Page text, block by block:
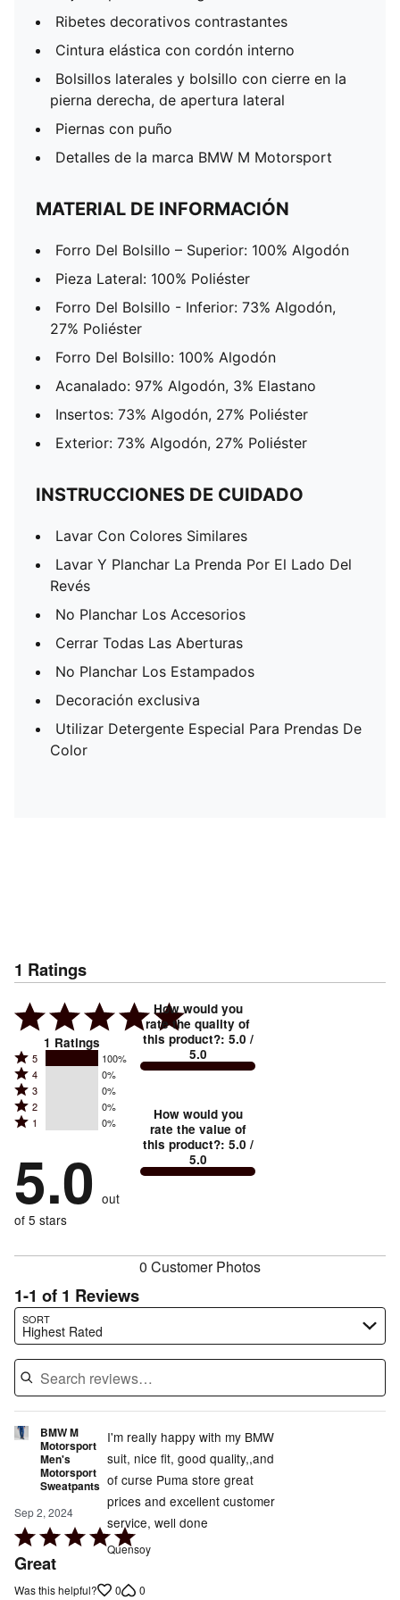
Ribetes decorativos contrastantes
Cintura elástica con cordón interno
Bolsillos laterales y bolsillo con cierre en la
pierna derecha, de apertura lateral
Piernas con puño
Detalles de la marca BMW M Motorsport
MATERIAL DE INFORMACIÓN
Forro Del Bolsillo – Superior: 100% Algodón
Pieza Lateral: 100% Poliéster
Forro Del Bolsillo - Inferior: 73% Algodón,
27% Poliéster
Forro Del Bolsillo: 100% Algodón
Acanalado: 97% Algodón, 3% Elastano
Insertos: 73% Algodón, 27% Poliéster
Exterior: 73% Algodón, 27% Poliéster
INSTRUCCIONES DE CUIDADO
Lavar Con Colores Similares
Lavar Y Planchar La Prenda Por El Lado Del
Revés
No Planchar Los Accesorios
Cerrar Todas Las Aberturas
No Planchar Los Estampados
Decoración exclusiva
Utilizar Detergente Especial Para Prendas De
Color
1 Ratings
1 Ratings
Rated
5
stars
by
of
reviewers
5 100%
Rated
4
stars
by
of
reviewers
4 0%
Rated
3
stars
0%
of
reviewers
3 0%
Rated
2
by
0%
of
reviewers
2 0%
Rated
stars
by
0%
of
1 0%
5.0 out
of 5 stars
How would you
rate the quality of
this product?: 5.0 /
5.0
How would you
rate the value of
this product?: 5.0 /
5.0
0 Customer Photos
1-1 of 1 Reviews
SORT
Highest Rated
Search reviews…
BMW M
Motorsport
Men's
Motorsport
Sweatpants
Sep 2, 2024
Rated
5
Great
I'm really happy with my BMW
suit, nice fit, good quality,,and
of curse Puma store great
prices and excellent customer
service, well done
Quensoy
Was this helpful? 0 0